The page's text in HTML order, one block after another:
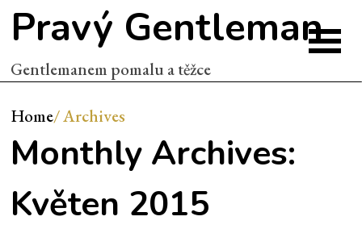
Pravý Gentleman
Gentlemanem pomalu a těžce
Home/Archives
Monthly Archives:
Květen 2015